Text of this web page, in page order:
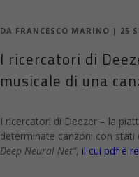
DA FRANCESCO MARINO | 25
I ricercatori di
musicale di una
I ricercatori di Deezer – la
determinate canzoni con stati
Deep Neural Net”, il cui pdf è